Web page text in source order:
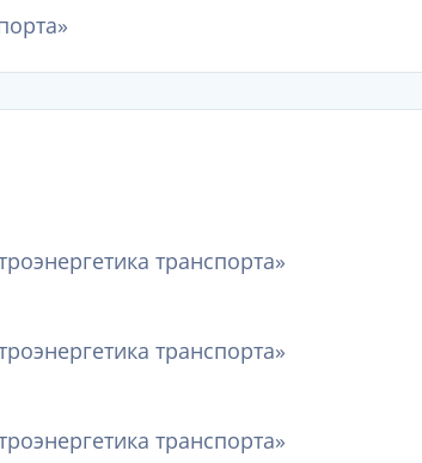
транспорта»
транспорта»
транспорта»